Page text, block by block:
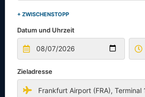
+ ZWISCHENSTOPP
Datum und Uhrzeit
Zieladresse